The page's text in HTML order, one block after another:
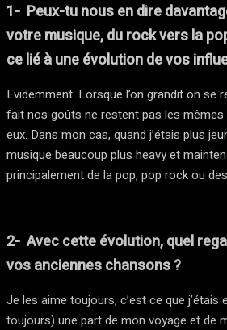
1- Peux-tu nous en dire
votre musique, du rock vers la
ce lié à une évolution de vos
Evidemment. Lorsque l’on grandit on se
fait nos goûts ne restent pas les
eux. Dans mon cas, quand j’étais plus
musique beaucoup plus heavy et
principalement de la pop, pop rock ou
2- Avec cette évolution, quel
vos anciennes chansons ?
Je les aime toujours, c’est ce que j’étais
toujours) une part de mon voyage et de